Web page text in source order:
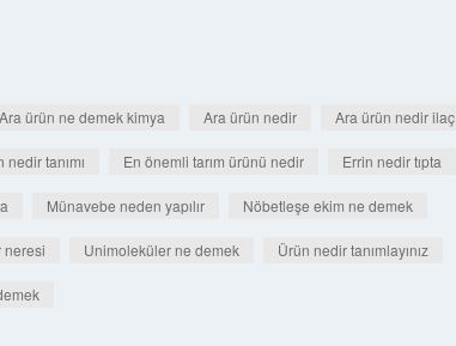
Ara ürün ne demek kimya Ara ürün nedir Ara ürün nedir ilaç
nedir tanımı En önemli tarım ürünü nedir Errin nedir tıpta
Münavebe neden yapılır Nöbetleşe ekim ne demek
neresi Unimoleküler ne demek Ürün nedir tanımlayınız